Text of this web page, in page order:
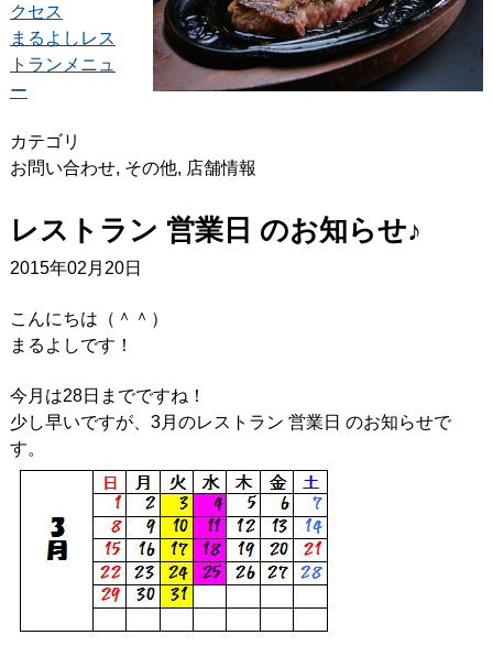
クセス
まるよしレス
トランメニュ
ー
カテゴリ
お問い合わせ, その他, 店舗情報
レストラン 営業日 のお知らせ♪
2015年02月20日
こんにちは（＾＾）
まるよしです！
今月は28日までですね！
少し早いですが、3月のレストラン 営業日 のお知らせで
す。